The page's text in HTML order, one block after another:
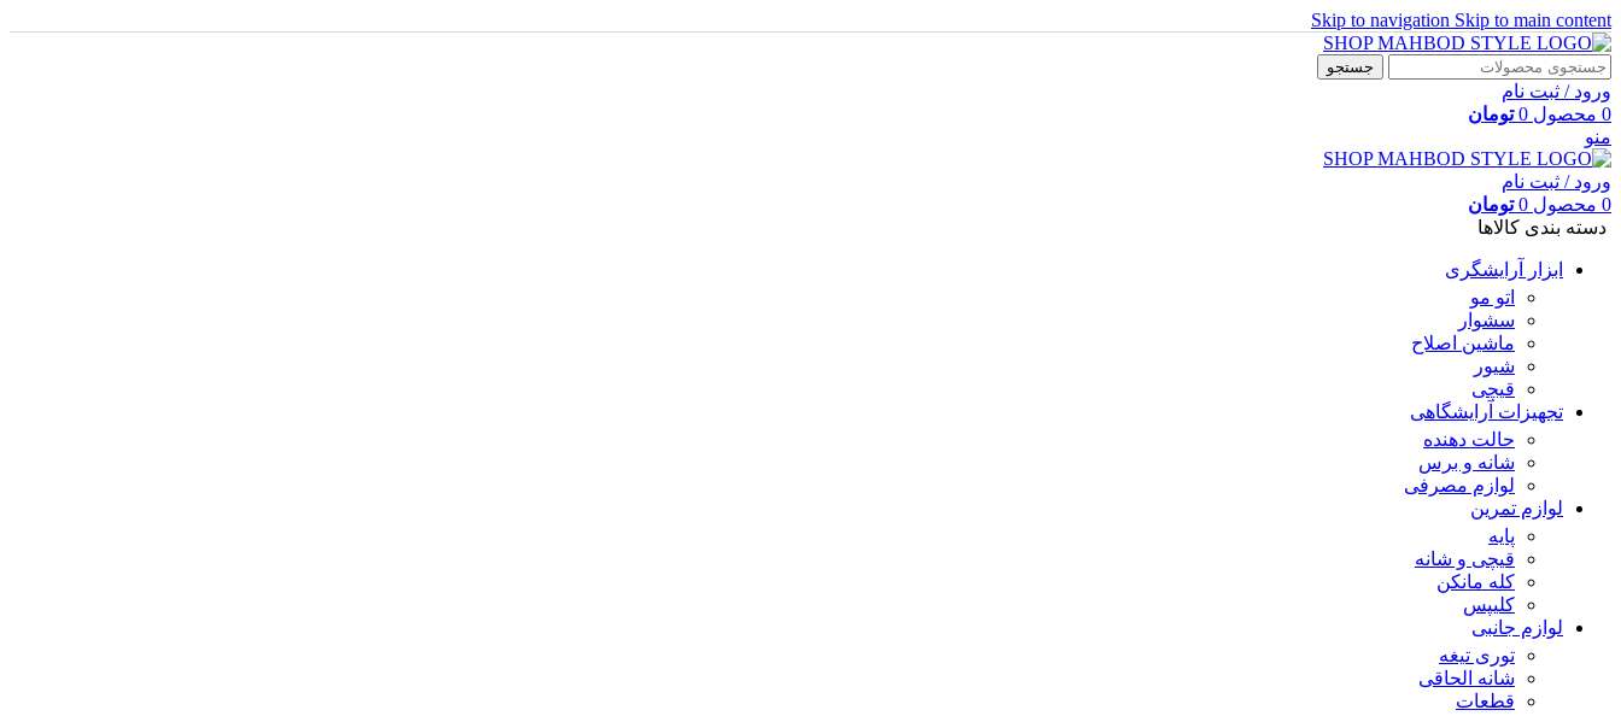
Skip to navigation Skip to main content
جستجو
ورود / ثبت نام
0 محصول 0 تومان
منو
ورود / ثبت نام
0 محصول 0 تومان
دسته بندی کالاها
ابزار آرایشگری
اتو مو
سشوار
ماشین اصلاح
شیور
قیچی
تجهیزات آرایشگاهی
حالت دهنده
شانه و برس
لوازم مصرفی
لوازم تمرین
پایه
قیچی و شانه
کله مانکن
کلیپس
لوازم جانبی
توری تیغه
شانه الحاقی
قطعات